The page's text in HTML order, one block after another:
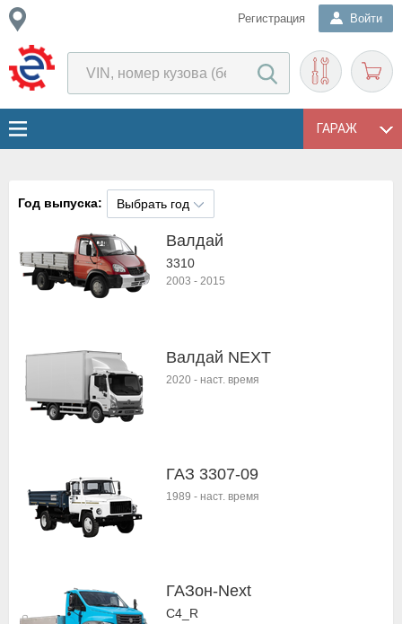
Регистрация Войти
ГАРАЖ
Год выпуска: Выбрать год
Валдай
3310
2003 - 2015
Валдай NEXT
2020 - наст. время
ГАЗ 3307-09
1989 - наст. время
ГАЗон-Next
C4_R